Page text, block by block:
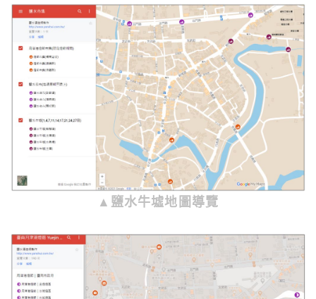
▲鹽水牛墟地圖導覽